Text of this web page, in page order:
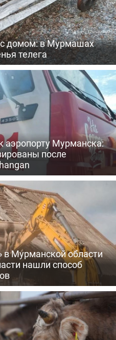
с домом: в Мурмашах
телега
аэропорту Мурманска:
после
в Мурманской области
нашли способ